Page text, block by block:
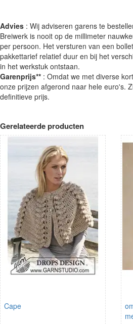
Advies : Wij adviseren garens te
Breiwerk is nooit op de millimeter
per persoon. Het versturen van een
pakkettarief relatief duur en bij het
in het werkstuk ontstaan.
Garenprijs** : Omdat we met diverse
onze prijzen afgerond naar hele euro's.
definitieve prijs.
Gerelateerde producten
Cape